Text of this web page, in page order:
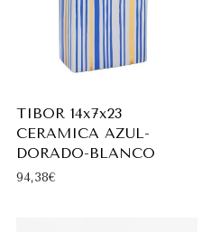
177,87€.
TIBOR 14x7x23
CERAMICA AZUL-
DORADO-BLANCO
94,38€